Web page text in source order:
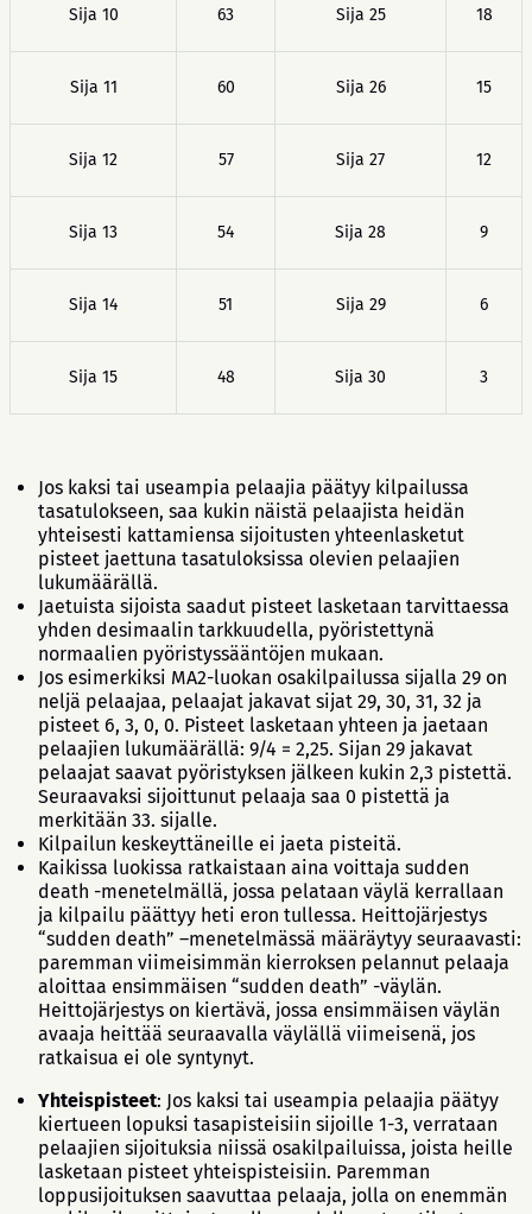
Sija 10 63 Sija 25 18
Sija 11 60 Sija 26 15
Sija 12 57 Sija 27 12
Sija 13 54 Sija 28 9
Sija 14 51 Sija 29 6
Sija 15 48 Sija 30 3
Jos kaksi tai useampia pelaajia päätyy kilpailussa
tasatulokseen, saa kukin näistä pelaajista heidän
yhteisesti kattamiensa sijoitusten yhteenlasketut
pisteet jaettuna tasatuloksissa olevien pelaajien
lukumäärällä.
Jaetuista sijoista saadut pisteet lasketaan tarvittaessa
yhden desimaalin tarkkuudella, pyöristettynä
normaalien pyöristyssääntöjen mukaan.
Jos esimerkiksi MA2-luokan osakilpailussa sijalla 29 on
neljä pelaajaa, pelaajat jakavat sijat 29, 30, 31, 32 ja
pisteet 6, 3, 0, 0. Pisteet lasketaan yhteen ja jaetaan
pelaajien lukumäärällä: 9/4 = 2,25. Sijan 29 jakavat
pelaajat saavat pyöristyksen jälkeen kukin 2,3 pistettä.
Seuraavaksi sijoittunut pelaaja saa 0 pistettä ja
merkitään 33. sijalle.
Kilpailun keskeyttäneille ei jaeta pisteitä.
Kaikissa luokissa ratkaistaan aina voittaja sudden
death -menetelmällä, jossa pelataan väylä kerrallaan
ja kilpailu päättyy heti eron tullessa. Heittojärjestys
“sudden death” –menetelmässä määräytyy seuraavasti:
paremman viimeisimmän kierroksen pelannut pelaaja
aloittaa ensimmäisen “sudden death” -väylän.
Heittojärjestys on kiertävä, jossa ensimmäisen väylän
avaaja heittää seuraavalla väylällä viimeisenä, jos
ratkaisua ei ole syntynyt.
Yhteispisteet: Jos kaksi tai useampia pelaajia päätyy
kiertueen lopuksi tasapisteisiin sijoille 1-3, verrataan
pelaajien sijoituksia niissä osakilpailuissa, joista heille
lasketaan pisteet yhteispisteisiin. Paremman
loppusijoituksen saavuttaa pelaaja, jolla on enemmän